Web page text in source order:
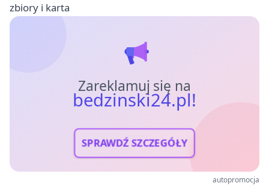
zbiory i karta
Zareklamuj się na
bedzinski24.pl!
SPRAWDŹ SZCZEGÓŁY
autopromocja